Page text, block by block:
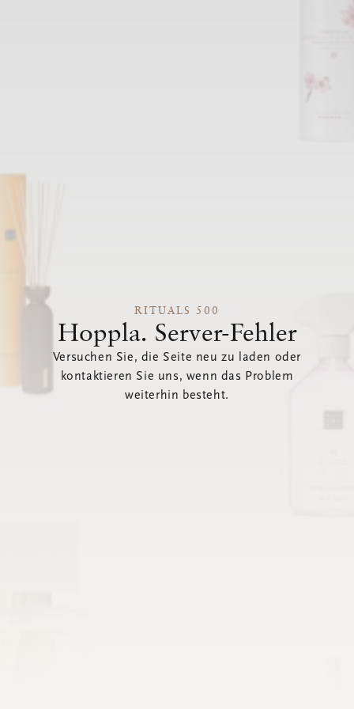
RITUALS 500
Hoppla. Server-Fehler
Versuchen Sie, die Seite neu zu laden oder
kontaktieren Sie uns, wenn das Problem
weiterhin besteht.